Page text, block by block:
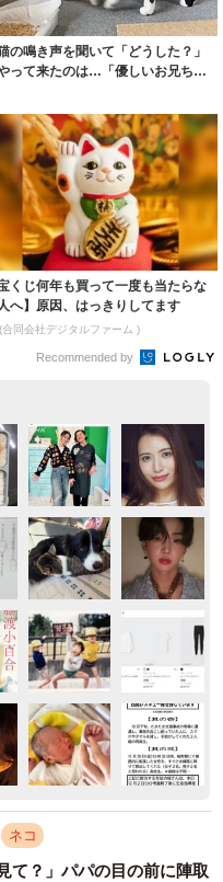
の鳴き声を聞いて「どうした？」
って来たのは…「優しいお兄ちゃ
宝くじ何年も買って一度も当たらな
へ】原因、はっきりしてます
合同会社デジタルファーム )
Recommended by
ネコ
て？」パパの目の前に陣取